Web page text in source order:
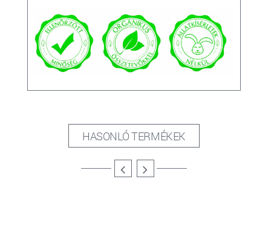
HASONLÓ TERMÉKEK